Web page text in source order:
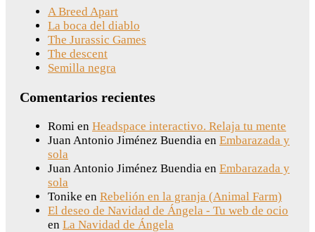
A Breed Apart
La boca del diablo
The Jurassic Games
The descent
Semilla negra
Comentarios recientes
Romi en Headspace interactivo. Relaja tu mente
Juan Antonio Jiménez Buendia en Embarazada y
sola
Juan Antonio Jiménez Buendia en Embarazada y
sola
Tonike en Rebelión en la granja (Animal Farm)
El deseo de Navidad de Ángela - Tu web de ocio
en La Navidad de Ángela